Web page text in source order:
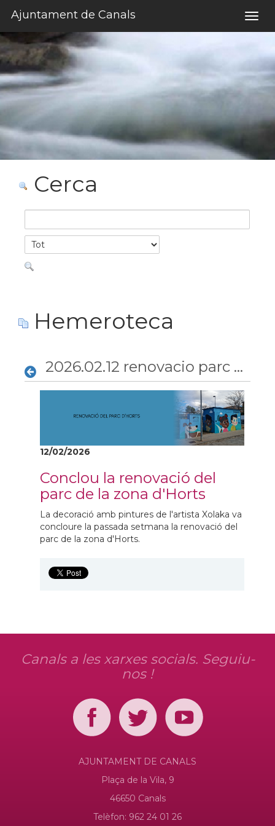
Ajuntament de Canals
Cerca
Hemeroteca
2026.02.12 renovacio parc horts
12/02/2026
Conclou la renovació del
parc de la zona d'Horts
La decoració amb pintures de l'artista Xolaka va
concloure la passada setmana la renovació del
parc de la zona d'Horts.
Canals a les xarxes socials. Seguiu-
nos !
AJUNTAMENT DE CANALS
Plaça de la Vila, 9
46650 Canals
Telèfon: 962 24 01 26